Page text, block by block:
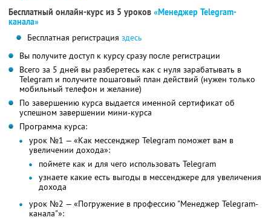
Бесплатный онлайн-курс из 5 уроков «Менеджер Telegram-
канала»
Бесплатная регистрация здесь
Вы получите доступ к курсу сразу после регистрации
Всего за 5 дней вы разберетесь как с нуля зарабатывать в
Telegram и получите пошаговый план действий (нужен только
мобильный телефон и желание)
По завершению курса выдается именной сертификат об
успешном завершении мини-курса
Программа курса:
урок №1 — «Как мессенджер Telegram поможет вам в
увеличении дохода»:
поймете как и для чего использовать Telegram
узнаете какие есть выгоды в мессенджере для увеличения
дохода
урок №2 — «Погружение в профессию "Менеджер Telegram-
канала"»: